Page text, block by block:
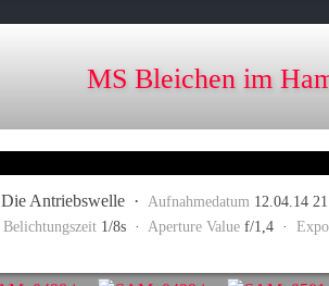
MS Bleichen im
Die Antriebswelle · Aufnahmedatum 12.04.14
Belichtungszeit1/8s · Aperture Valuef/1,4 ·